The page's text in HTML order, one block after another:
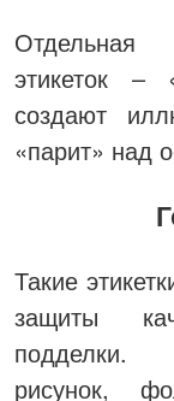
Отдельная
этикеток –
создают
«парит» над
Такие
защиты
подделки.
рисунок,